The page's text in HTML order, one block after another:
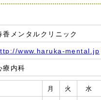
香メンタルクリニック
www.haruka-mental.jp
療内科
月 火 水